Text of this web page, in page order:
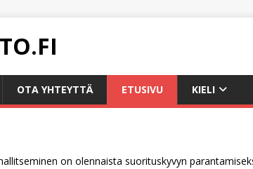
OTA YHTEYTTÄ ETUSIVU KIELI
on olennaista suorituskyvyn